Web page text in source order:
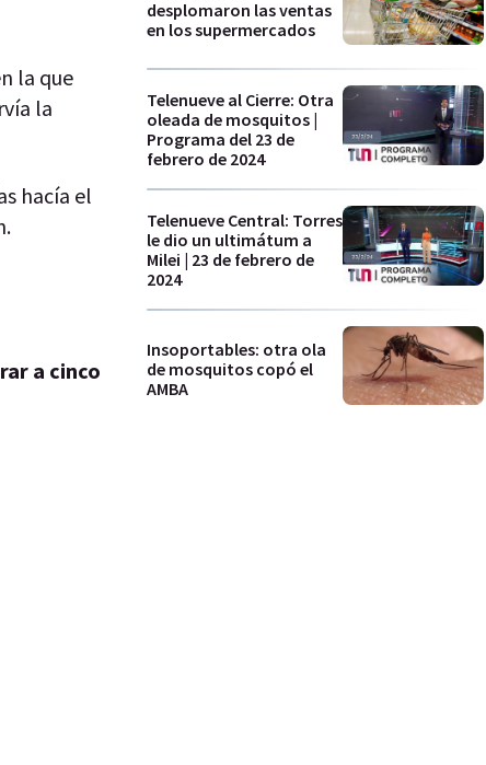
la que
la
hacía el
a cinco
desplomaron las ventas
en los supermercados
Telenueve al Cierre: Otra
oleada de mosquitos |
Programa del 23 de
febrero de 2024
Telenueve Central: Torres
le dio un ultimátum a
Milei | 23 de febrero de
2024
Insoportables: otra ola
de mosquitos copó el
AMBA